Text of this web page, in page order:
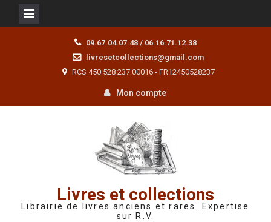
09.67.04.07.48 / 06.16.71.12.38
livresetcollections@gmail.com
RCS 450 528 237 00016 - FR12450528237
Mon compte
Livres et collections
Librairie de livres anciens et rares. Expertise
sur R.V.